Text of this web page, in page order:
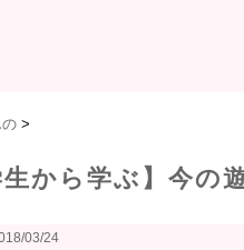
>
生から学ぶ】今の
03/24